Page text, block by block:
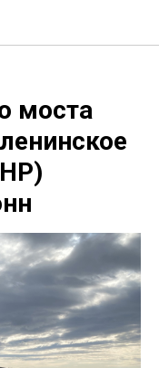
моста